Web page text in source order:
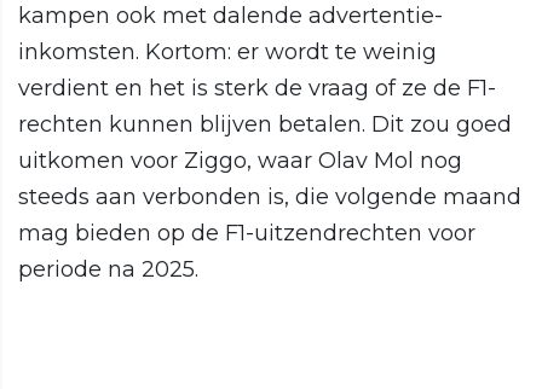
kampen ook met dalende advertentie-
inkomsten. Kortom: er wordt te weinig
verdient en het is sterk de vraag of ze de F1-
rechten kunnen blijven betalen. Dit zou goed
uitkomen voor Ziggo, waar Olav Mol nog
steeds aan verbonden is, die volgende maand
mag bieden op de F1-uitzendrechten voor
periode na 2025.